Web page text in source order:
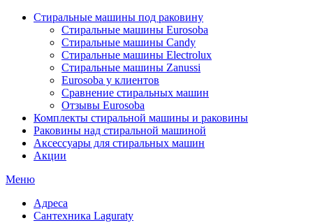
Стиральные машины под раковину
Стиральные машины Eurosoba
Стиральные машины Candy
Стиральные машины Electrolux
Стиральные машины Zanussi
Eurosoba у клиентов
Сравнение стиральных машин
Отзывы Eurosoba
Комплекты стиральной машины и раковины
Раковины над стиральной машиной
Аксесcуары для стиральных машин
Акции
Меню
Адреса
Сантехника Laguraty